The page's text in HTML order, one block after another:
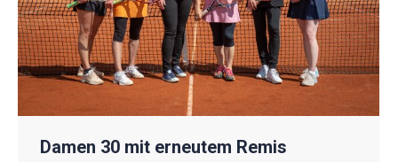
Damen 30 mit erneutem Remis